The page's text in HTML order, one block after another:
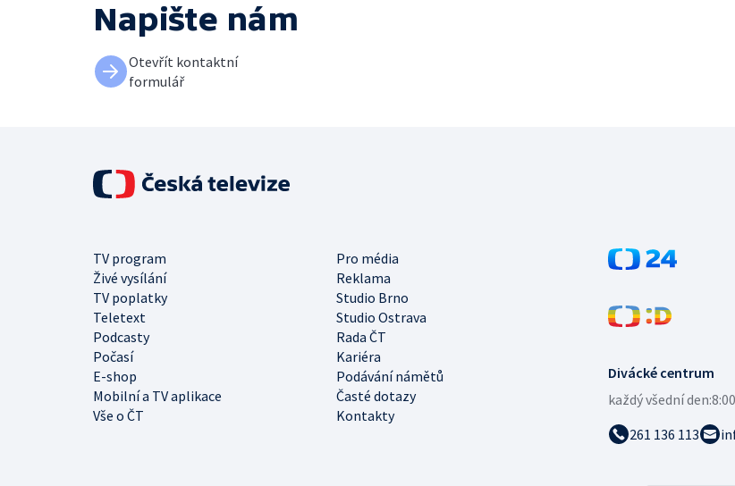
Napište nám
Otevřít kontaktní
formulář
Divácké centrum
každý všední den:
261 136 113
TV program
Pro média
Živé vysílání
Reklama
TV poplatky
Studio Brno
Teletext
Studio Ostrava
Podcasty
Rada ČT
Počasí
Kariéra
E-shop
Podávání námětů
Mobilní a TV aplikace
Časté dotazy
Vše o ČT
Kontakty